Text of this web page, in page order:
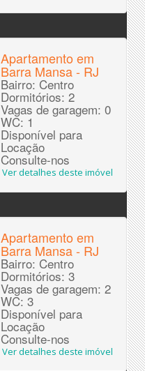
Apartamento em
Barra Mansa - RJ
Bairro: Centro
Dormitórios: 2
Vagas de garagem: 0
WC: 1
Disponível para
Locação
Consulte-nos
Ver detalhes deste imóvel
Apartamento em
Barra Mansa - RJ
Bairro: Centro
Dormitórios: 3
Vagas de garagem: 2
WC: 3
Disponível para
Locação
Consulte-nos
Ver detalhes deste imóvel